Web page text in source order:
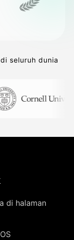
seluruh dunia
di halaman